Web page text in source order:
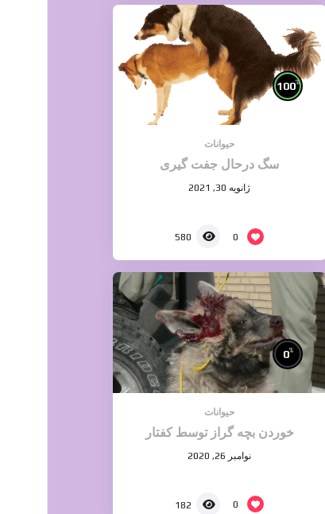
100%
حیوانات
سگ درحال جفت گیری
ژانویه 30, 2021
0
580
0%
حیوانات
خوردن بچه گراز توسط کفتار
نوامبر 26, 2020
0
182